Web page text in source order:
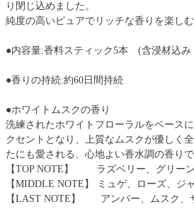
り閉じ込めました。
純度の高いピュアでリッチな香りを楽しむ
●内容量:香料スティック5本 (含浸材込
●香りの持続:約60日間持続
●ホワイトムスクの香り
洗練されたホワイトフローラルをベース
クセントとなり、上質なムスクが優しく
たにも愛される、心地よい香水調の香りで
【TOP NOTE】 ラズベリー、グリー
【MIDDLE NOTE】 ミュゲ、ローズ、ジ
【LAST NOTE】 アンバー、ムスク、